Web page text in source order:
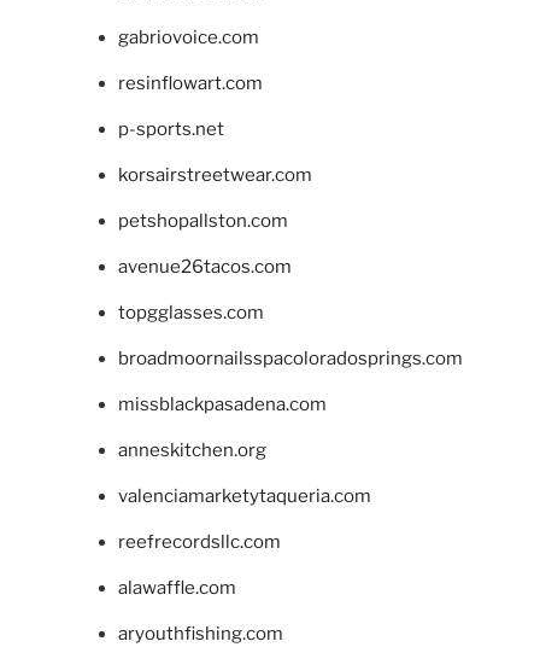
gabriovoice.com
resinflowart.com
p-sports.net
korsairstreetwear.com
petshopallston.com
avenue26tacos.com
topgglasses.com
broadmoornailsspacoloradosprings.com
missblackpasadena.com
anneskitchen.org
valenciamarketytaqueria.com
reefrecordsllc.com
alawaffle.com
aryouthfishing.com